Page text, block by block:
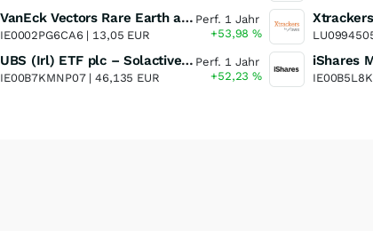
VanEck Vectors Rare Earth and Strategic Metals UCITS ETF
IE0002PG6CA6 | 13,05 EUR
Perf. 1 Jahr
+53,98%
UBS (Irl) ETF plc – Solactive Global Pure Gold Miners UCITS ETF - A Dis USD o.N.
IE00B7KMNP07 |46,135 EUR
Perf. 1 Jahr
+52,23%